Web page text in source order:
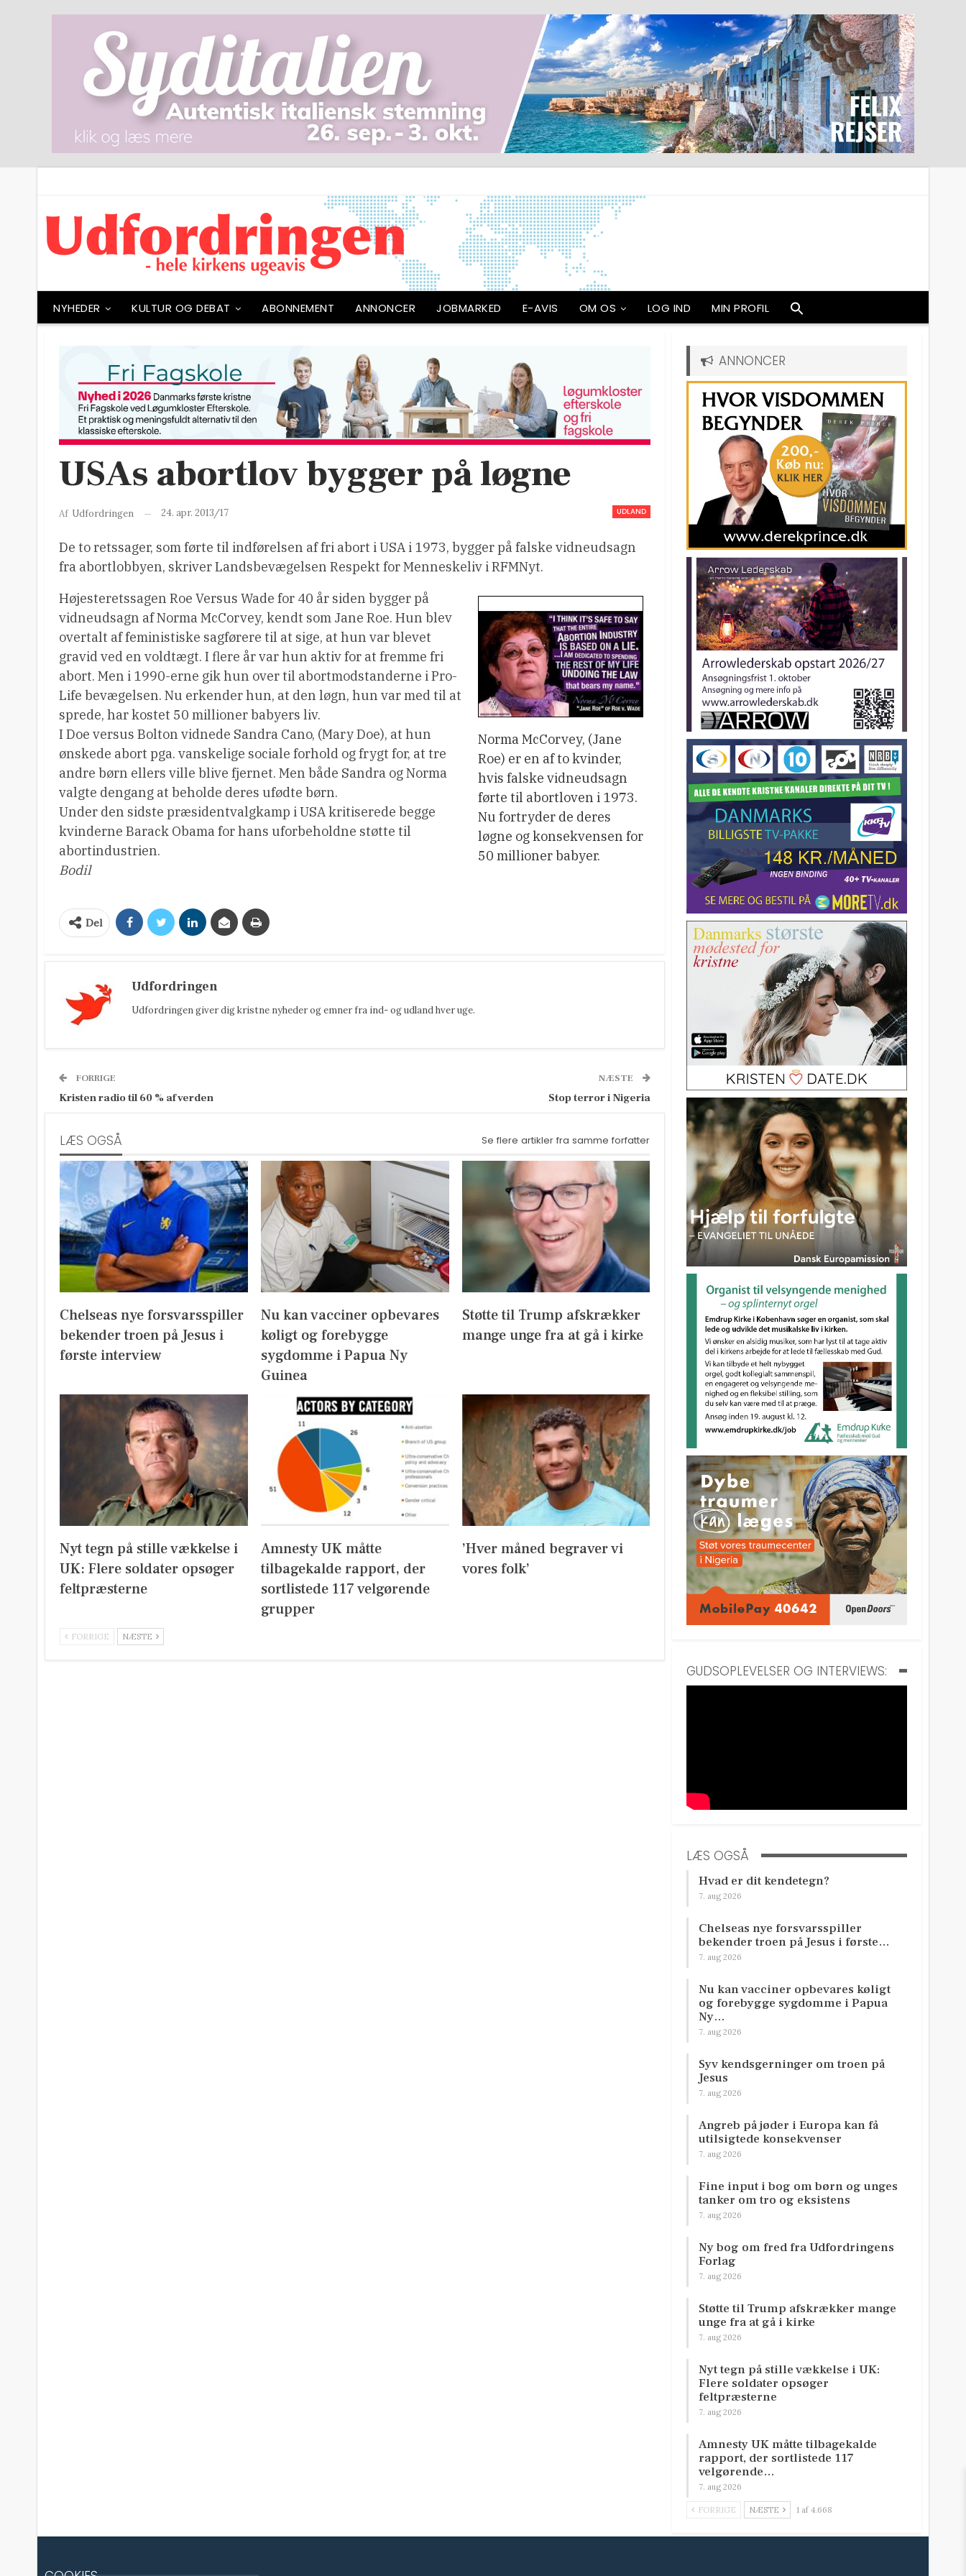
NYHEDER KULTUR OG DEBAT ABONNEMENT ANNONCER JOBMARKED E-AVIS OM OS LOG IND MIN PROFIL
USAs abortlov bygger på løgne
UDLAND
Af Udfordringen 24. apr. 2013/17
De to retssager, som førte til indførelsen af fri abort i USA i 1973, bygger på falske vidneudsagn
fra abortlobbyen, skriver Landsbevægelsen Respekt for Menneskeliv i RFMNyt.
Norma McCorvey, (Jane
Roe) er en af to kvinder,
hvis falske vidneudsagn
førte til abortloven i 1973.
Nu fortryder de deres
løgne og konsekvensen for
50 millioner babyer.
Højesteretssagen Roe Versus Wade for 40 år siden bygger på
vidneudsagn af Norma McCorvey, kendt som Jane Roe. Hun blev
overtalt af feministiske sagførere til at sige, at hun var blevet
gravid ved en voldtægt. I flere år var hun aktiv for at fremme fri
abort. Men i 1990-erne gik hun over til abortmodstanderne i Pro-
Life bevægelsen. Nu erkender hun, at den løgn, hun var med til at
sprede, har kostet 50 millioner babyers liv.
I Doe versus Bolton vidnede Sandra Cano, (Mary Doe), at hun
ønskede abort pga. vanskelige sociale forhold og frygt for, at tre
andre børn ellers ville blive fjernet. Men både Sandra og Norma
valgte dengang at beholde deres ufødte børn.
Under den sidste præsidentvalgkamp i USA kritiserede begge
kvinderne Barack Obama for hans uforbeholdne støtte til
abortindustrien.
Bodil
Del
Udfordringen
Udfordringen giver dig kristne nyheder og emner fra ind- og udland hver uge.
FORRIGE
Kristen radio til 60 % af verden
NÆSTE
Stop terror i Nigeria
LÆS OGSÅ Se flere artikler fra samme forfatter
Chelseas nye forsvarsspiller
bekender troen på Jesus i
første interview
Nu kan vacciner opbevares
køligt og forebygge
sygdomme i Papua Ny
Guinea
Støtte til Trump afskrækker
mange unge fra at gå i kirke
Nyt tegn på stille vækkelse i
UK: Flere soldater opsøger
feltpræsterne
Amnesty UK måtte
tilbagekalde rapport, der
sortlistede 117 velgørende
grupper
’Hver måned begraver vi
vores folk’
FORRIGE NÆSTE
ANNONCER
GUDSOPLEVELSER OG INTERVIEWS:
LÆS OGSÅ
Hvad er dit kendetegn?
7. aug 2026
Chelseas nye forsvarsspiller
bekender troen på Jesus i første…
7. aug 2026
Nu kan vacciner opbevares køligt
og forebygge sygdomme i Papua
Ny…
7. aug 2026
Syv kendsgerninger om troen på
Jesus
7. aug 2026
Angreb på jøder i Europa kan få
utilsigtede konsekvenser
7. aug 2026
Fine input i bog om børn og unges
tanker om tro og eksistens
7. aug 2026
Ny bog om fred fra Udfordringens
Forlag
7. aug 2026
Støtte til Trump afskrækker mange
unge fra at gå i kirke
7. aug 2026
Nyt tegn på stille vækkelse i UK:
Flere soldater opsøger
feltpræsterne
7. aug 2026
Amnesty UK måtte tilbagekalde
rapport, der sortlistede 117
velgørende…
7. aug 2026
FORRIGE NÆSTE 1 af 4.668